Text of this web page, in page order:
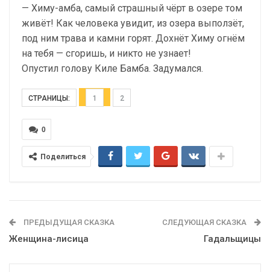
— Химу-амба, самый страшный чёрт в озере том
живёт! Как человека увидит, из озера выползёт,
под ним трава и камни горят. Дохнёт Химу огнём
на тебя — сгоришь, и никто не узнает!
Опустил голову Киле Бамба. Задумался.
СТРАНИЦЫ: 1 2
0
Поделиться
ПРЕДЫДУЩАЯ СКАЗКА
Женщина-лисица
СЛЕДУЮЩАЯ СКАЗКА
Гадальщицы